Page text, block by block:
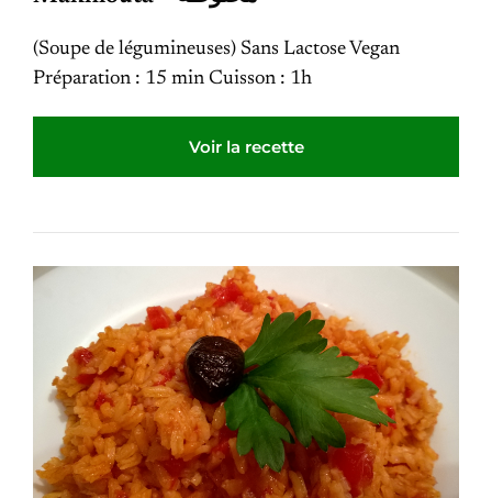
(Soupe de légumineuses) Sans Lactose Vegan
Préparation : 15 min Cuisson : 1h
Voir la recette